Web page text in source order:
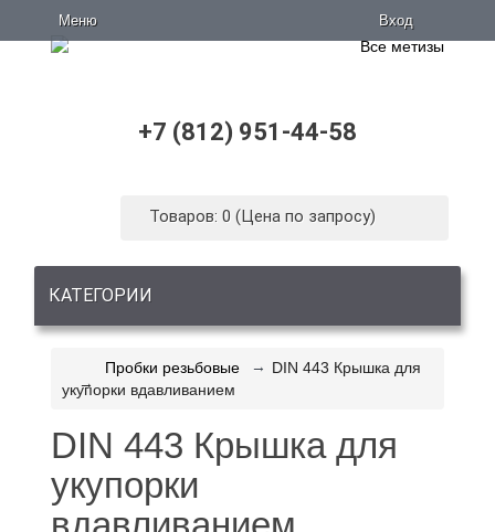
Вход
Меню
+7 (812) 951-44-58
Товаров: 0 (Цена по запросу)
КАТЕГОРИИ
Пробки резьбовые
DIN 443 Крышка для
укупорки вдавливанием
DIN 443 Крышка для
укупорки